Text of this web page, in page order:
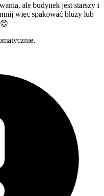
ale budynek jest starszy i
więc spakować bluzy lub